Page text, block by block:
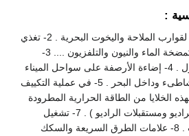
:
1- تأمين الطاقة الكهربائية لقوارب الملاحة واليخوت البحرية . 2- تغذي
بعض الاحتياجات المنزلية كمضخة الماء والنيون والتلفزيون .... 3-
الإمداد بالقدرة لإنارة المنازل . 4- إضاءة الأرصفة على سواحل الميناء
والمنشآت البحرية على الشاطىء وداخل البحر . 5- في عملية التكييف
الخلايا من الطاقة الحرارية المطرودة
منها . 6- في الاتصالات ( الراديو ومستقبلات الراديو ) . 7- تشغيل
طلمبات الري وماء الشرب . 8- علامات الطرق السريعة والسكك